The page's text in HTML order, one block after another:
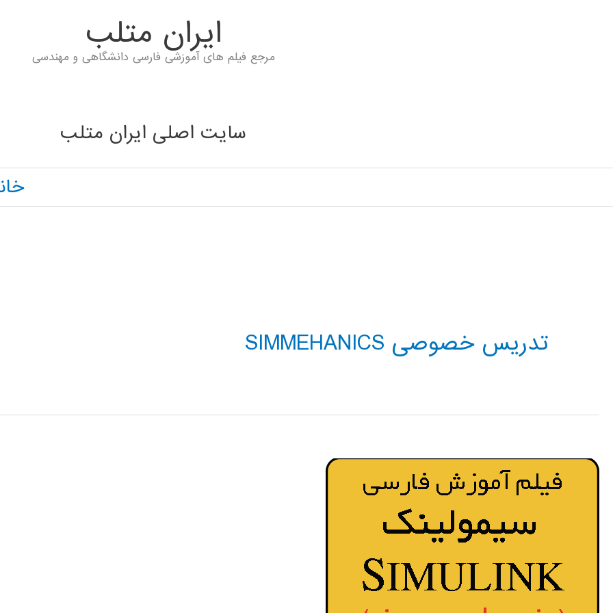
ايران متلب
مرجع فیلم های آموزشی فارسی دانشگاهی و مهندسی
سایت اصلی ایران متلب
تدریس خصوصی SIMMEHANICS